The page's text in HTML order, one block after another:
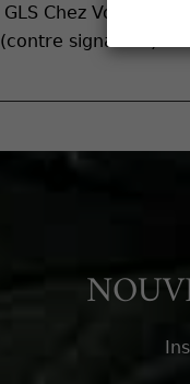
GLS Chez Vous +
(contre signature)